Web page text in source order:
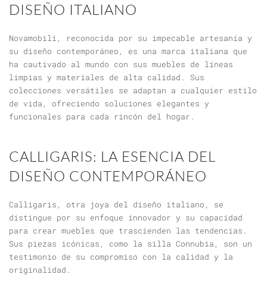
DISEÑO ITALIANO
Novamobili, reconocida por su impecable artesanía y
su diseño contemporáneo, es una marca italiana que
ha cautivado al mundo con sus muebles de líneas
limpias y materiales de alta calidad. Sus
colecciones versátiles se adaptan a cualquier estilo
de vida, ofreciendo soluciones elegantes y
funcionales para cada rincón del hogar.
CALLIGARIS: LA ESENCIA DEL
DISEÑO CONTEMPORÁNEO
Calligaris, otra joya del diseño italiano, se
distingue por su enfoque innovador y su capacidad
para crear muebles que trascienden las tendencias.
Sus piezas icónicas, como la silla Connubia, son un
testimonio de su compromiso con la calidad y la
originalidad.